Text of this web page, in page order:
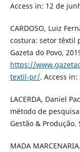
Access in: 12 de
CARDOSO, Luiz
costura: setor têxtil
Gazeta do Povo,
https://
textil-pr/. Access
LACERDA, Daniel
método de
Gestão & Produção.
MADA